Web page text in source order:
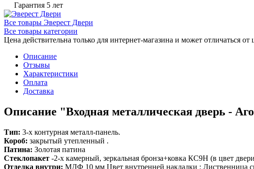
Гарантия 5 лет
Все товары Эверест Двери
Все товары категории
Цена действительна только для интернет-магазина и может отличаться
Описание
Отзывы
Характеристики
Оплата
Доставка
Описание "Входная металлическая дверь -
Тип: 3-х контурная металл-панель.
Короб: закрытый утепленный .
Патина: Золотая патина
Стеклопакет -2-х камерный, зеркальная бронза+ковка КС9Н (в цвет
Отделка внутри: МДФ 10 мм Цвет внутренней накладки : Лиственница